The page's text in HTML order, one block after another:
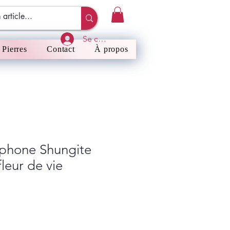
Pierres Contact À propos
Se connecter
Shungite
de vie